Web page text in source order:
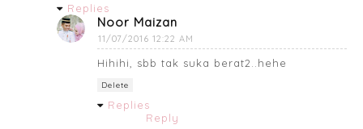
Replies
Noor Maizan
11/07/2016 12:22 AM
Hihihi, sbb tak suka berat2..hehe
Delete
Replies
Reply